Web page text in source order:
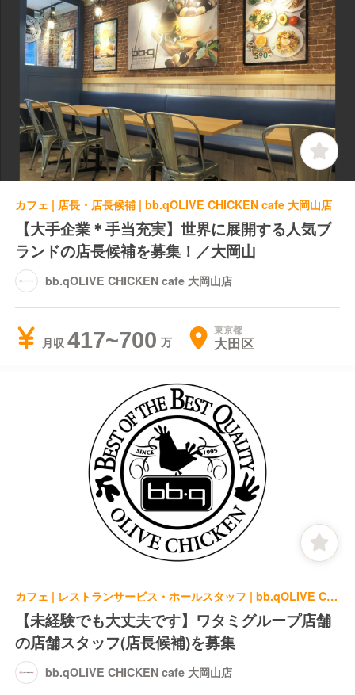
カフェ | 店長・店長候補 | bb.qOLIVE CHICKEN cafe 大岡山店
【大手企業＊手当充実】世界に展開する人気ブ
ランドの店長候補を募集！／大岡山
bb.qOLIVE CHICKEN cafe 大岡山店
月収 417~700 東京都
大田区
カフェ | レストランサービス・ホールスタッフ | bb.qOLIVE CHICKEN cafe 大岡山店
【未経験でも大丈夫です】ワタミグループ店舗
の店舗スタッフ(店長候補)を募集
bb.qOLIVE CHICKEN cafe 大岡山店